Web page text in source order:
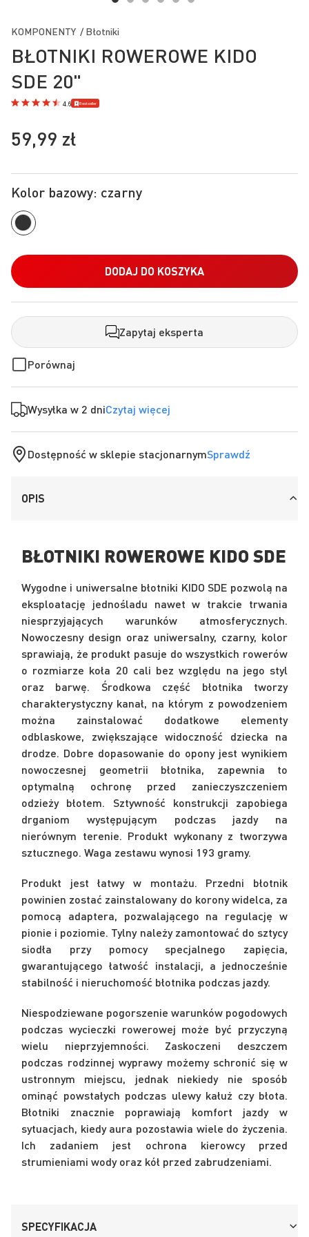
na
początek
galerii
BŁOTNIKI ROWEROWE KIDO
SDE 20"
4.6 Bestseller
KOMPONENTY / Błotniki
Kolor bazowy: czarny
DODAJ DO KOSZYKA
Zapytaj eksperta
Porównaj
59,99 zł
Wysyłka w 2 dniCzytaj więcej
Dostępność w sklepie stacjonarnymSprawdź
OPIS
BŁOTNIKI ROWEROWE KIDO SDE
Wygodne i uniwersalne błotniki KIDO SDE pozwolą na
eksploatację jednośladu nawet w trakcie trwania
niesprzyjających warunków atmosferycznych.
Nowoczesny design oraz uniwersalny, czarny, kolor
sprawiają, że produkt pasuje do wszystkich rowerów
o rozmiarze koła 20 cali bez względu na jego styl
oraz barwę. Środkowa część błotnika tworzy
charakterystyczny kanał, na którym z powodzeniem
można zainstalować dodatkowe elementy
odblaskowe, zwiększające widoczność dziecka na
drodze. Dobre dopasowanie do opony jest wynikiem
nowoczesnej geometrii błotnika, zapewnia to
optymalną ochronę przed zanieczyszczeniem
odzieży błotem. Sztywność konstrukcji zapobiega
drganiom występującym podczas jazdy na
nierównym terenie. Produkt wykonany z tworzywa
sztucznego. Waga zestawu wynosi 193 gramy.
Produkt jest łatwy w montażu. Przedni błotnik
powinien zostać zainstalowany do korony widelca, za
pomocą adaptera, pozwalającego na regulację w
pionie i poziomie. Tylny należy zamontować do sztycy
siodła przy pomocy specjalnego zapięcia,
gwarantującego łatwość instalacji, a jednocześnie
stabilność i nieruchomość błotnika podczas jazdy.
Niespodziewane pogorszenie warunków pogodowych
podczas wycieczki rowerowej może być przyczyną
wielu nieprzyjemności. Zaskoczeni deszczem
podczas rodzinnej wyprawy możemy schronić się w
ustronnym miejscu, jednak niekiedy nie sposób
ominąć powstałych podczas ulewy kałuż czy błota.
Błotniki znacznie poprawiają komfort jazdy w
sytuacjach, kiedy aura pozostawia wiele do życzenia.
Ich zadaniem jest ochrona kierowcy przed
strumieniami wody oraz kół przed zabrudzeniami.
SPECYFIKACJA